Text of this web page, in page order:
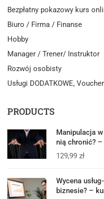
Bezpłatny pokazowy kurs
Biuro / Firma / Finanse
Hobby
Manager / Trener/ Instruktor
Rozwój osobisty
Usługi DODATKOWE,
PRODUCTS
Manipulacja
nią chronić?
129,99 zł
Wycena
biznesie? –